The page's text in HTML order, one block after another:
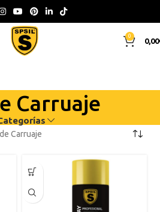
0
0,00
Carruaje
Carruaje